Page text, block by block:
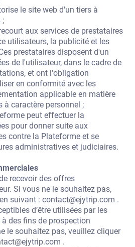
le site web d'un tiers à
;
aux services de prestataires
utilisateurs, la publicité et les
prestataires disposent d'un
de l'utilisateur, dans le cadre de
et ont l'obligation
en conformité avec les
applicable en matière
à caractère personnel ;
peut effectuer la
pour donner suite aux
contre la Plateforme et se
administratives et judiciaires.
recevoir des offres
Si vous ne le souhaitez pas,
suivant : contact@ejytrip.com .
d’être utilisées par les
des fins de prospection
le souhaitez pas, veuillez cliquer
.